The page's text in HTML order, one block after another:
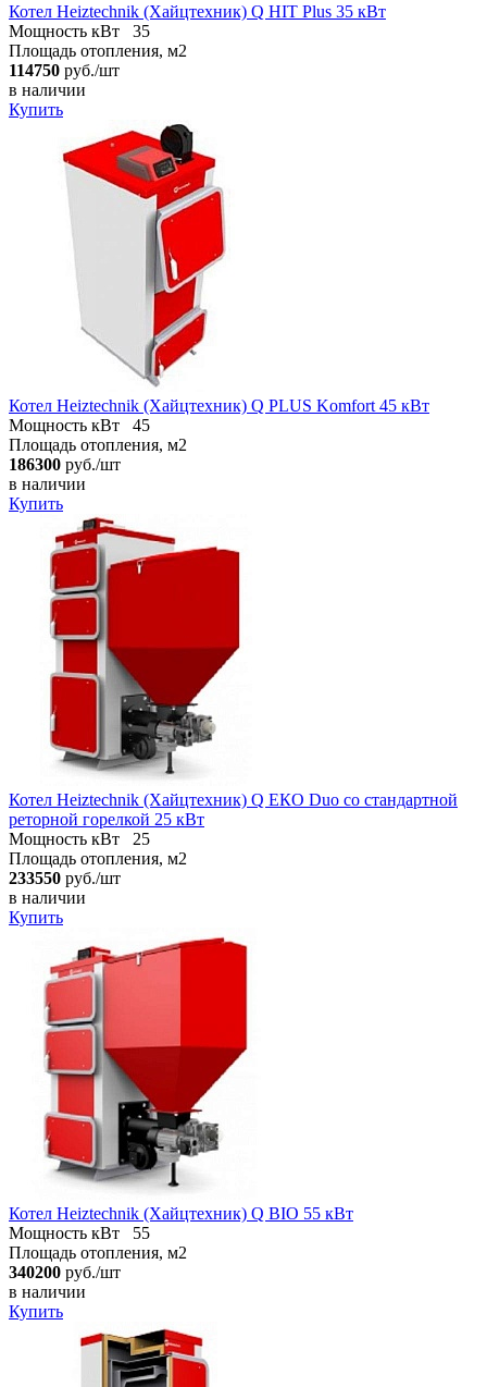
Котел Heiztechnik (Хайцтехник) Q HIT Plus 35 кВт
Мощность кВт
35
Площадь отопления, м2
114750 руб./шт
в наличии
Купить
Котел Heiztechnik (Хайцтехник) Q PLUS Komfort 45 кВт
Мощность кВт
45
Площадь отопления, м2
186300 руб./шт
в наличии
Купить
Котел Heiztechnik (Хайцтехник) Q ЕКO Duo со стандартной
реторной горелкой 25 кВт
Мощность кВт
25
Площадь отопления, м2
233550 руб./шт
в наличии
Купить
Котел Heiztechnik (Хайцтехник) Q BIO 55 кВт
Мощность кВт
55
Площадь отопления, м2
340200 руб./шт
в наличии
Купить